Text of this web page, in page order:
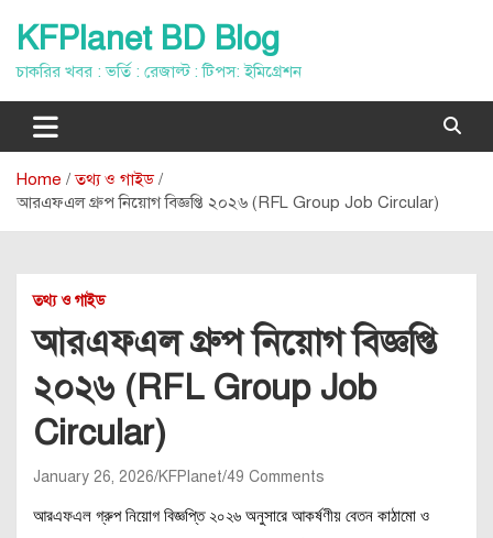
content
KFPlanet BD Blog
চাকরির খবর : ভর্তি : রেজাল্ট : টিপস: ইমিগ্রেশন
Home
তথ্য ও গাইড
আরএফএল গ্রুপ নিয়োগ বিজ্ঞপ্তি ২০২৬ (RFL Group Job Circular)
তথ্য ও গাইড
আরএফএল গ্রুপ নিয়োগ বিজ্ঞপ্তি
২০২৬ (RFL Group Job
Circular)
January 26, 2026 KFPlanet 49 Comments
আরএফএল গ্রুপ নিয়োগ বিজ্ঞপ্তি ২০২৬ অনুসারে আকর্ষণীয় বেতন কাঠামো ও